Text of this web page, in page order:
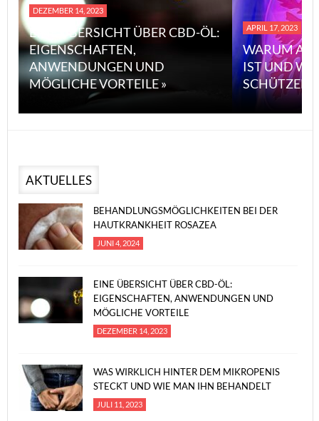
DEZEMBER 14, 2023
EINE ÜBERSICHT ÜBER CBD-ÖL:
EIGENSCHAFTEN,
ANWENDUNGEN UND
MÖGLICHE VORTEILE »
APRIL 17, 2023
WARUM
IST UND WIE
SCHÜTZEN
AKTUELLES
BEHANDLUNGSMÖGLICHKEITEN BEI DER
HAUTKRANKHEIT ROSAZEA
JUNI 4, 2024
EINE ÜBERSICHT ÜBER CBD-ÖL:
EIGENSCHAFTEN, ANWENDUNGEN UND
MÖGLICHE VORTEILE
DEZEMBER 14, 2023
WAS WIRKLICH HINTER DEM MIKROPENIS
STECKT UND WIE MAN IHN BEHANDELT
JULI 11, 2023